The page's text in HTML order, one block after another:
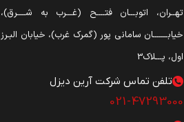
تهــران، اتوبـــان فتــــح (غـــرب به شــــرق)،
خیابـــــــان سامانی پور (گمرک غرب)، خیابان البـرز
اول، پـــلاک3
تلفن تماس شرکت آرین دیزل​
021-47293000